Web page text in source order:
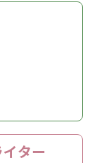
ター